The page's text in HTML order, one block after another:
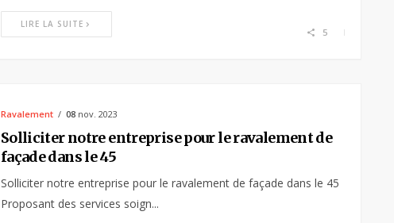
LIRE LA SUITE
5
Ravalement 08nov. 2023
Solliciter notre entreprise pour le ravalement de
façade dans le 45
Solliciter notre entreprise pour le ravalement de façade dans le 45
Proposant des services soign...